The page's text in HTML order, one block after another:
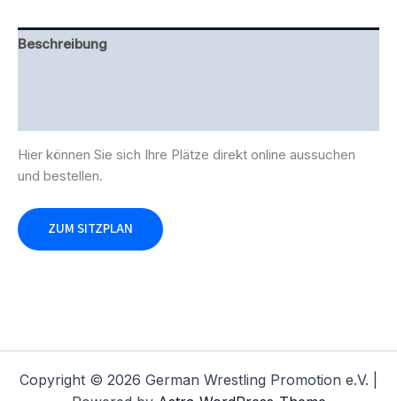
Beschreibung
Hier können Sie sich Ihre Plätze direkt online aussuchen
und bestellen.
ZUM SITZPLAN
Copyright © 2026 German Wrestling Promotion e.V. |